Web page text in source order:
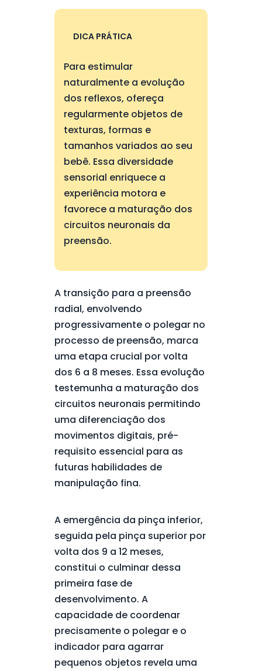
DICA PRÁTICA
Para estimular
naturalmente a evolução
dos reflexos, ofereça
regularmente objetos de
texturas, formas e
tamanhos variados ao seu
bebê. Essa diversidade
sensorial enriquece a
experiência motora e
favorece a maturação dos
circuitos neuronais da
preensão.
A transição para a preensão
radial, envolvendo
progressivamente o polegar no
processo de preensão, marca
uma etapa crucial por volta
dos 6 a 8 meses. Essa evolução
testemunha a maturação dos
circuitos neuronais permitindo
uma diferenciação dos
movimentos digitais, pré-
requisito essencial para as
futuras habilidades de
manipulação fina.
A emergência da pinça inferior,
seguida pela pinça superior por
volta dos 9 a 12 meses,
constitui o culminar dessa
primeira fase de
desenvolvimento. A
capacidade de coordenar
precisamente o polegar e o
indicador para agarrar
pequenos objetos revela uma